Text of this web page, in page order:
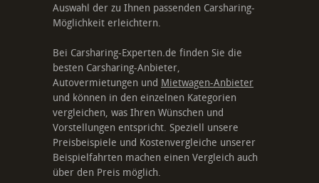
Auswahl der zu Ihnen passenden Carsharing-
Möglichkeit erleichtern.
Bei Carsharing-Experten.de finden Sie die
besten Carsharing-Anbieter,
Autovermietungen und Mietwagen-Anbieter
und können in den einzelnen Kategorien
vergleichen, was Ihren Wünschen und
Vorstellungen entspricht. Speziell unsere
Preisbeispiele und Kostenvergleiche unserer
Beispielfahrten machen einen Vergleich auch
über den Preis möglich.